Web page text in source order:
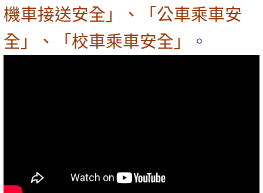
機車接送安全」、「公車乘車安
全」、「校車乘車安全」
。